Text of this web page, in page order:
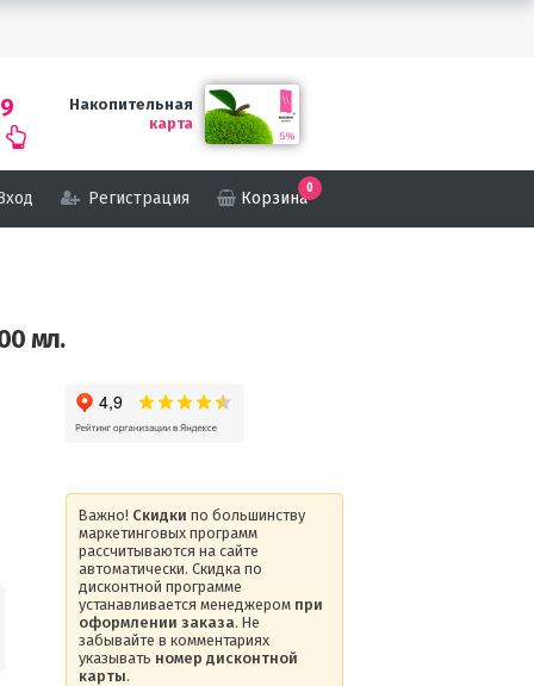
Накопительная
карта
Регистрация Корзина
0
мл.
Важно! Скидки по большинству
маркетинговых программ
рассчитываются на сайте
автоматически. Скидка по
дисконтной программе
устанавливается менеджером при
оформлении заказа. Не
забывайте в комментариях
указывать номер дисконтной
карты.